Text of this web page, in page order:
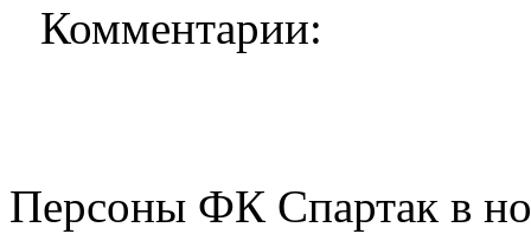
Комментарии:
Персоны ФК Спартак в